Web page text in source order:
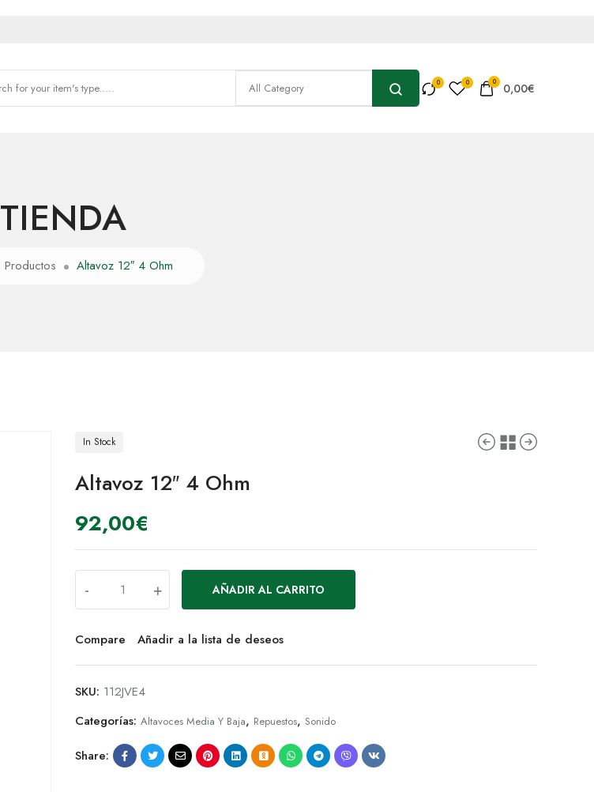
0 0,00€
TIENDA
Productos Altavoz 12″ 4 Ohm
In Stock
Altavoz 12″ 4 Ohm
92,00€
- + AÑADIR AL CARRITO
Compare Añadir a la lista de deseos
SKU: 112JVE4
Categorías: Altavoces Media Y Baja, Repuestos, Sonido
Share: